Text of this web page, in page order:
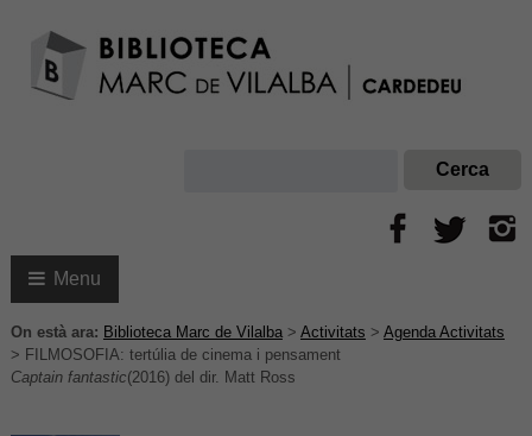
Menu
On està ara: Biblioteca Marc de Vilalba> Activitats > Agenda Activitats
> FILMOSOFIA: tertúlia de cinema i pensament
Captain fantastic(2016) del dir. Matt Ross